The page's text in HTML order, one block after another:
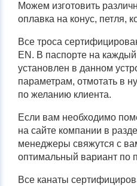
Можем изготовить
оплавка на конус, петля,
Все троса
EN. В паспорте на
установлен в данном
параметрам, отмотать в
по желанию клиента.
Если вам необходимо
на сайте компании в
менеджеры свяжутся с
оптимальный вариант по
Все канаты